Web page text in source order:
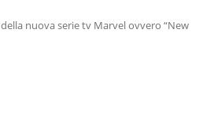
nuova serie tv Marvel ovvero “New